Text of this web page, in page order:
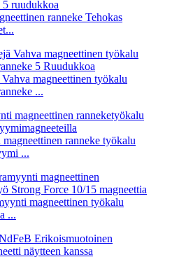
ranneke Tehokas
magneettinen työkalu
...
ranneke työkalu
...
magneettinen työkalu
...